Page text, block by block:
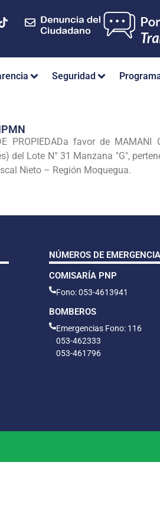
Seguridad
PROPIEDADa favor de MAMANI
del Lote N° 31 Manzana "G",
Nieto – Región Moquegua.
NÚMEROS DE EMERGENCIA
COMISARÍA PNP
Fono: 053-4613941
BOMBEROS
Emergencias Fono: 116
053-462333
053-461796